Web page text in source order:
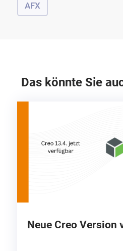
AFX
Das könnte Sie
Neue Creo Version